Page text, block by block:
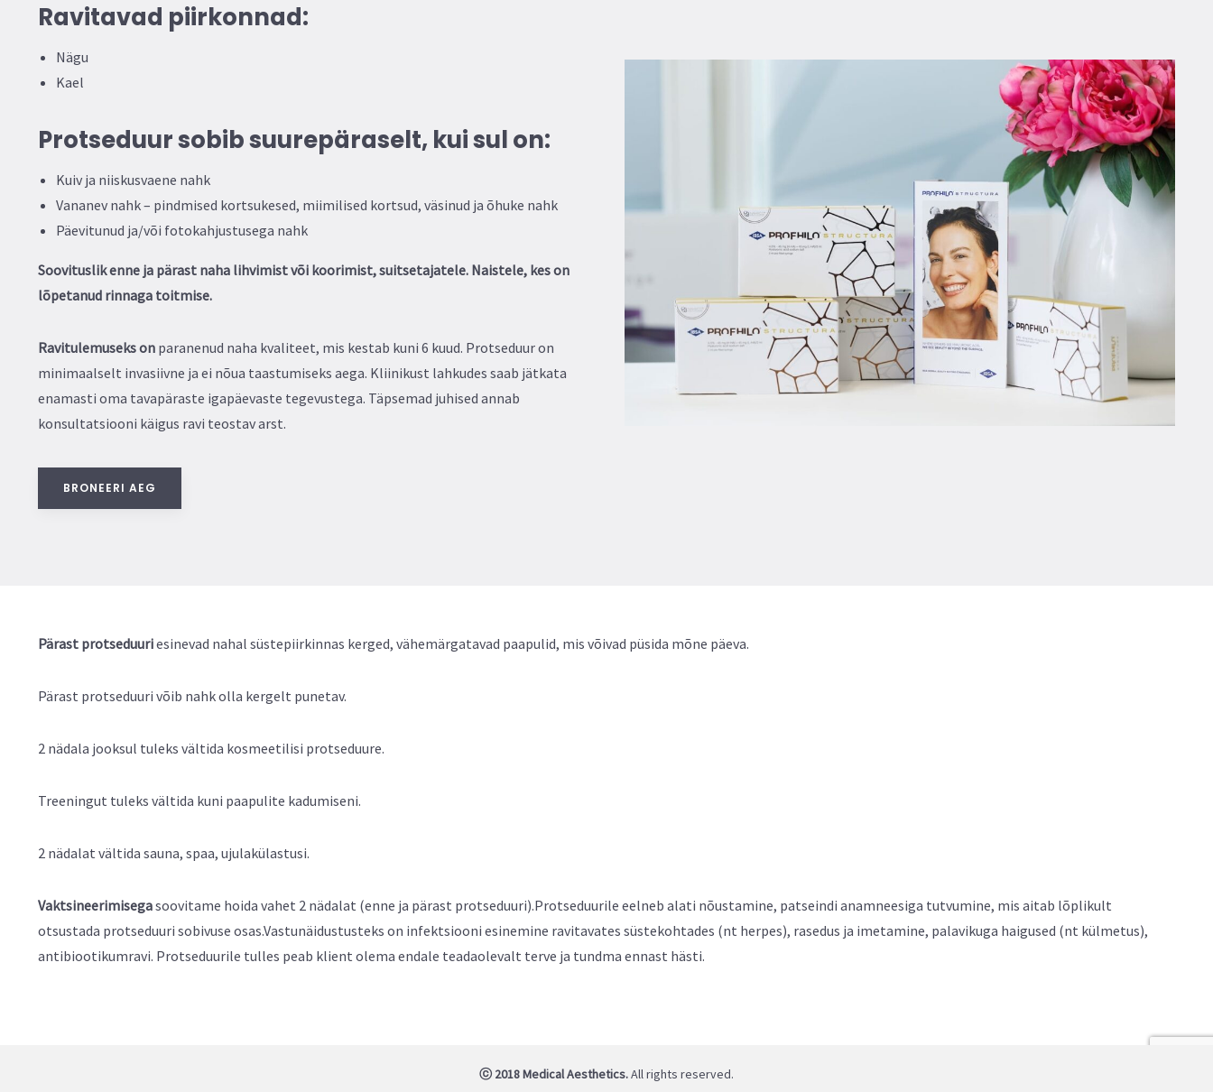
Ravitavad piirkonnad:
Nägu
Kael
Protseduur sobib suurepäraselt, kui sul on:
Kuiv ja niiskusvaene nahk
Vananev nahk – pindmised kortsukesed, miimilised kortsud, väsinud ja õhuke nahk
Päevitunud ja/või fotokahjustusega nahk
Soovituslik enne ja pärast naha lihvimist või koorimist, suitsetajatele. Naistele, kes on
lõpetanud rinnaga toitmise.
Ravitulemuseks on paranenud naha kvaliteet, mis kestab kuni 6 kuud. Protseduur on
minimaalselt invasiivne ja ei nõua taastumiseks aega. Kliinikust lahkudes saab jätkata
enamasti oma tavapäraste igapäevaste tegevustega. Täpsemad juhised annab
konsultatsiooni käigus ravi teostav arst.
BRONEERI AEG
Pärast protseduuriesinevad nahal süstepiirkinnas kerged, vähemärgatavad paapulid, mis võivad püsida mõne päeva.
Pärast protseduuri võib nahk olla kergelt punetav.
2 nädala jooksul tuleks vältida kosmeetilisi protseduure.
Treeningut tuleks vältida kuni paapulite kadumiseni.
2 nädalat vältida sauna, spaa, ujulakülastusi.
Vaktsineerimisegasoovitame hoida vahet 2 nädalat (enne ja pärast protseduuri).Protseduurile eelneb alati nõustamine, patseindi anamneesiga tutvumine, mis aitab lõplikult
otsustada protseduuri sobivuse osas.Vastunäidustusteks on infektsiooni esinemine ravitavates süstekohtades (nt herpes), rasedus ja imetamine, palavikuga haigused (nt külmetus),
antibiootikumravi. Protseduurile tulles peab klient olema endale teadaolevalt terve ja tundma ennast hästi.
ⓒ 2018 Medical Aesthetics.All rights reserved.